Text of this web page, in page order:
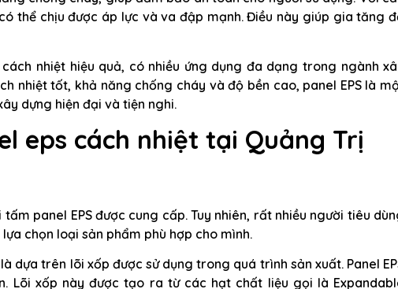
thể chịu được áp lực và va đập mạnh. Điều này giúp gia tăng
nhiệt hiệu quả, có nhiều ứng dụng đa dạng trong ngành
nhiệt tốt, khả năng chống cháy và độ bền cao, panel EPS là
dựng hiện đại và tiện nghi.
eps cách nhiệt tại Quảng Trị
panel EPS được cung cấp. Tuy nhiên, rất nhiều người tiêu
chọn loại sản phẩm phù hợp cho mình.
dựa trên lõi xốp được sử dụng trong quá trình sản xuất. Panel
Lõi xốp này được tạo ra từ các hạt chất liệu gọi là